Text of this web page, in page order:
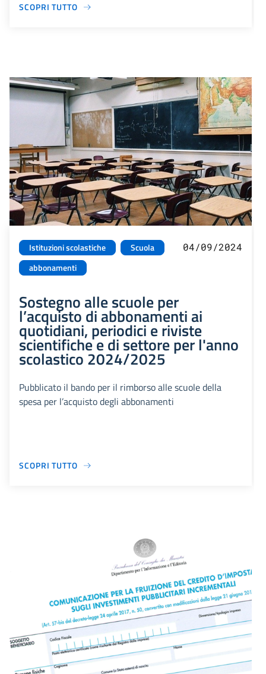
SCOPRI TUTTO
Istituzioni scolastiche
Scuola
abbonamenti
04/09/2024
Sostegno alle scuole per
l’acquisto di abbonamenti ai
quotidiani, periodici e riviste
scientifiche e di settore per l'anno
scolastico 2024/2025
Pubblicato il bando per il rimborso alle scuole della
spesa per l’acquisto degli abbonamenti
SCOPRI TUTTO